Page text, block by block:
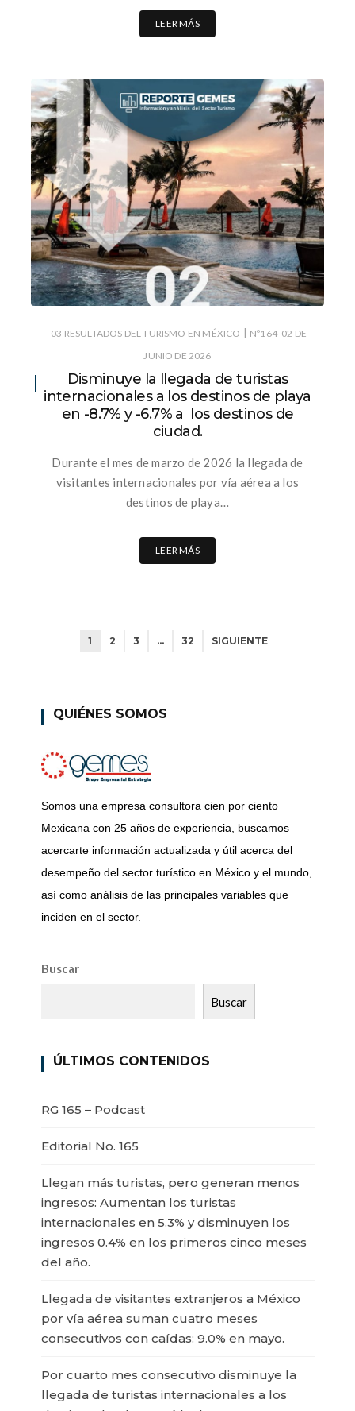
LEER MÁS
03 RESULTADOS DEL TURISMO EN MÉXICO | Nº164_02 DE
JUNIO DE 2026
Disminuye la llegada de turistas
internacionales a los destinos de playa
en -8.7% y -6.7% a los destinos de
ciudad.
Durante el mes de marzo de 2026 la llegada de
visitantes internacionales por vía aérea a los
destinos de playa…
LEER MÁS
1 2 3 … 32 SIGUIENTE
QUIÉNES SOMOS
Somos una empresa consultora cien por ciento
Mexicana con 25 años de experiencia, buscamos
acercarte información actualizada y útil acerca del
desempeño del sector turístico en México y el mundo,
así como análisis de las principales variables que
inciden en el sector.
Buscar
Buscar
ÚLTIMOS CONTENIDOS
RG 165 – Podcast
Editorial No. 165
Llegan más turistas, pero generan menos
ingresos: Aumentan los turistas
internacionales en 5.3% y disminuyen los
ingresos 0.4% en los primeros cinco meses
del año.
Llegada de visitantes extranjeros a México
por vía aérea suman cuatro meses
consecutivos con caídas: 9.0% en mayo.
Por cuarto mes consecutivo disminuye la
llegada de turistas internacionales a los